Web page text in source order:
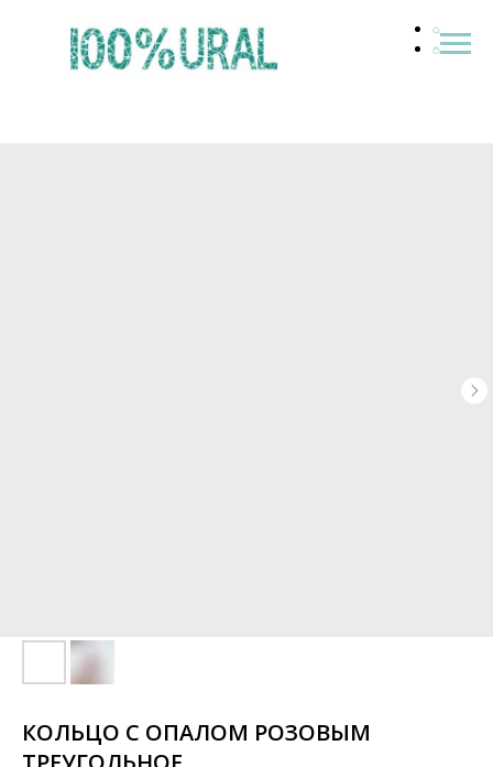
КОЛЬЦО С ОПАЛОМ РОЗОВЫМ